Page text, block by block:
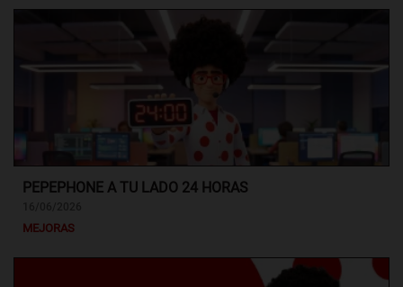
PEPEPHONE A TU LADO 24 HORAS
MEJORAS